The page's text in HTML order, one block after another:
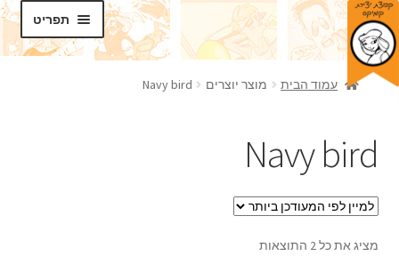
דלג
לניווט
לדלג
לתוכן
תפריט
חנות
סדנאות
תכנים
אודותינו
עמוד הבית מוצר יוצרים Navy bird
Navy bird
מציג את כל 2 התוצאות